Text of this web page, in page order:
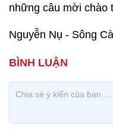
những câu mời chào
Nguyễn Nụ - Sông